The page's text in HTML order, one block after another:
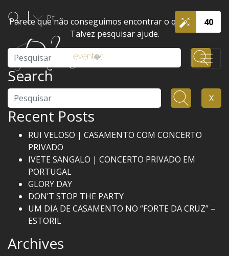
40
Pt
Parece que não conseguimos encontrar o que procura.
Talvez pesquisar ajude.
Search
Pesquisar X
Recent Posts
RUI VELOSO | CASAMENTO COM CONCERTO
PRIVADO
IVETE SANGALO | CONCERTO PRIVADO EM
PORTUGAL
GLORY DAY
DON’T STOP THE PARTY
UM DIA DE CASAMENTO NO “FORTE DA CRUZ” –
ESTORIL
Archives